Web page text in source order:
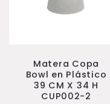
Matera Copa
Bowl en Plástico
39 CM X 34 H
CUP002-2